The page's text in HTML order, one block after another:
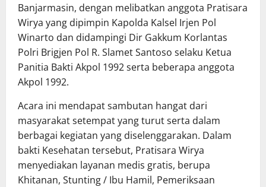
Banjarmasin, dengan melibatkan anggota Pratisara
Wirya yang dipimpin Kapolda Kalsel Irjen Pol
Winarto dan didampingi Dir Gakkum Korlantas
Polri Brigjen Pol R. Slamet Santoso selaku Ketua
Panitia Bakti Akpol 1992 serta beberapa anggota
Akpol 1992.
Acara ini mendapat sambutan hangat dari
masyarakat setempat yang turut serta dalam
berbagai kegiatan yang diselenggarakan. Dalam
bakti Kesehatan tersebut, Pratisara Wirya
menyediakan layanan medis gratis, berupa
Khitanan, Stunting / Ibu Hamil, Pemeriksaan